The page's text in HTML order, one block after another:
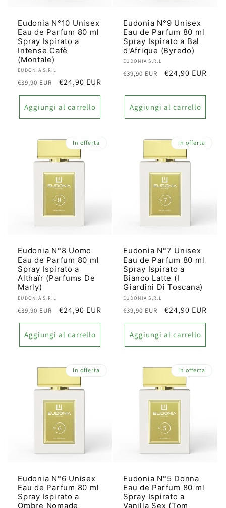
Eudonia N°10 Unisex
Eau de Parfum 80 ml
Spray Ispirato a
Intense Cafè
(Montale)
Produttore:
EUDONIA S.R.L
Prezzo
di
listino
€39,90 EUR
Prezzo
scontato
€24,90 EUR
Aggiungi al carrello
Eudonia N°9 Unisex
Eau de Parfum 80 ml
Spray Ispirato a Bal
d'Afrique (Byredo)
Produttore:
EUDONIA S.R.L
Prezzo
listino
€39,90 EUR
Prezzo
€24,90 EUR
Aggiungi al carrello
In offerta
Eudonia N°8 Uomo
Eau de Parfum 80 ml
Spray Ispirato a
Althaïr (Parfums De
Marly)
Produttore:
EUDONIA S.R.L
Prezzo
di
listino
€39,90 EUR
Prezzo
scontato
€24,90 EUR
Aggiungi al carrello
In offerta
Eudonia N°7 Unisex
Eau de Parfum 80 ml
Spray Ispirato a
Bianco Latte (I
Giardini Di Toscana)
Produttore:
EUDONIA S.R.L
Prezzo
di
listino
€39,90 EUR
Prezzo
scontato
€24,90 EUR
Aggiungi al carrello
In offerta
Eudonia N°6 Unisex
Eau de Parfum 80 ml
Spray Ispirato a
Ombre Nomade
In offerta
Eudonia N°5 Donna
Eau de Parfum 80 ml
Spray Ispirato a
Vanilla Sex (Tom